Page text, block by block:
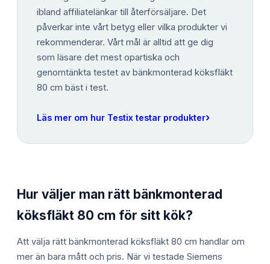
ibland affiliatelänkar till återförsäljare. Det
påverkar inte vårt betyg eller vilka produkter vi
rekommenderar. Vårt mål är alltid att ge dig
som läsare det mest opartiska och
genomtänkta testet av bänkmonterad köksfläkt
80 cm bäst i test.
Läs mer om hur Testix testar produkter›
Hur väljer man rätt bänkmonterad
köksfläkt 80 cm för sitt kök?
Att välja rätt bänkmonterad köksfläkt 80 cm handlar om
mer än bara mått och pris. När vi testade Siemens